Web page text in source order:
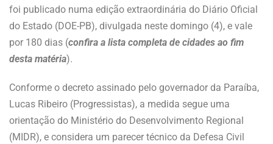
foi publicado numa edição extraordinária do Diário Oficial
do Estado (DOE-PB), divulgada neste domingo (4), e vale
por 180 dias (confira a lista completa de cidades ao fim
desta matéria).
Conforme o decreto assinado pelo governador da Paraíba,
Lucas Ribeiro (Progressistas), a medida segue uma
orientação do Ministério do Desenvolvimento Regional
(MIDR), e considera um parecer técnico da Defesa Civil